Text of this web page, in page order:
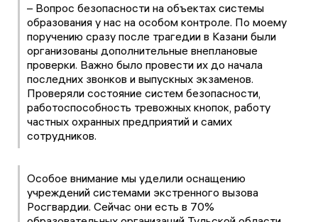
– Вопрос безопасности на объектах системы
образования у нас на особом контроле. По моему
поручению сразу после трагедии в Казани были
организованы дополнительные внеплановые
проверки. Важно было провести их до начала
последних звонков и выпускных экзаменов.
Проверяли состояние систем безопасности,
работоспособность тревожных кнопок, работу
частных охранных предприятий и самих
сотрудников.
Особое внимание мы уделили оснащению
учреждений системами экстренного вызова
Росгвардии. Сейчас они есть в 70%